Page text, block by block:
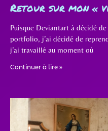
Retour sur mon «
Puisque Deviantart à décidé
portfolio, j’ai décidé de
j’ai travaillé au moment où
Continuer à lire »